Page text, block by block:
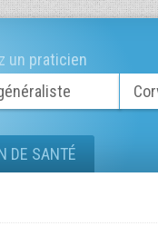
un praticien
DE SANTÉ